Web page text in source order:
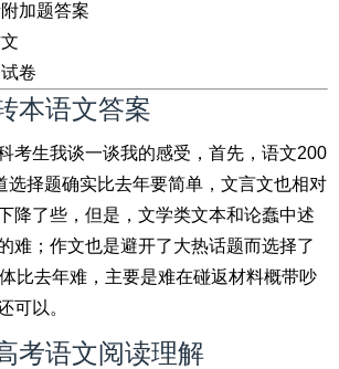
加题答案
卷
本语文答案
考生我谈一谈我的感受，首先，语文200
选择题确实比去年要简单，文言文也相对
降了些，但是，文学类文本和论蠢中述
难；作文也是避开了大热话题而选择了
比去年难，主要是难在碰返材料概带吵
可以。
考语文阅读理解